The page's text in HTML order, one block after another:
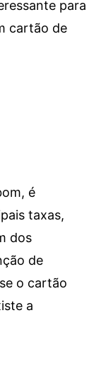
para
cartão de
é
taxas,
dos
de
o cartão
a